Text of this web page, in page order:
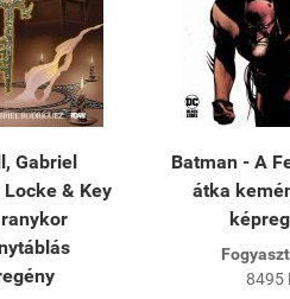
Gabriel
& Key
Batman - A
átka
8495